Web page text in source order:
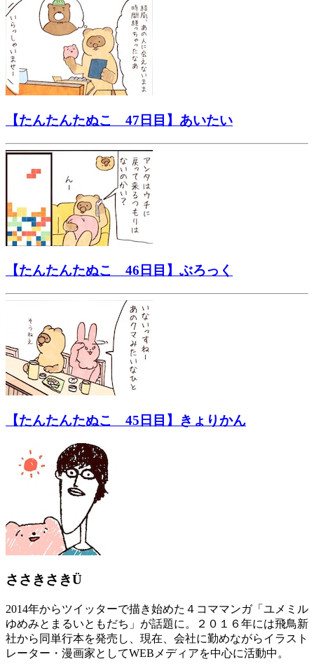
【たんたんたぬこ 47日目】あいたい
【たんたんたぬこ 46日目】ぶろっく
【たんたんたぬこ 45日目】きょりかん
ささきさきÜ
2014年からツイッターで描き始めた４コママンガ「ユメミル
ゆめみとまるいともだち」が話題に。２０１６年には飛鳥新
社から同単行本を発売し、現在、会社に勤めながらイラスト
レーター・漫画家としてWEBメディアを中心に活動中。